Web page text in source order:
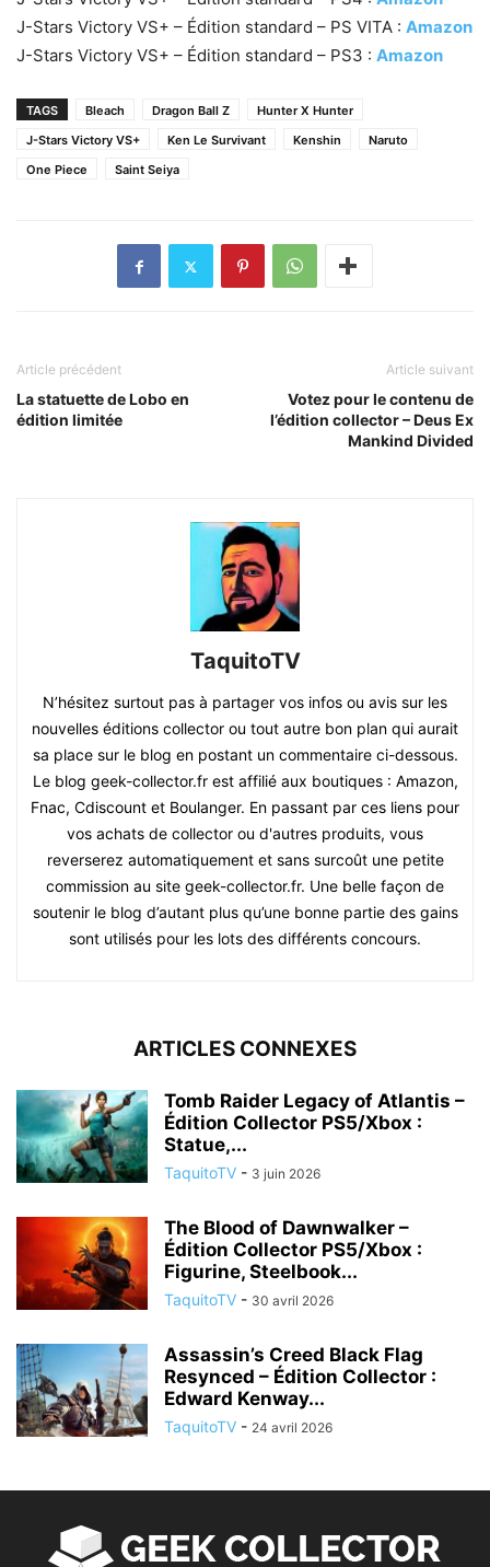
J-Stars Victory VS+ – Édition standard – PS VITA : Amazon
J-Stars Victory VS+ – Édition standard – PS3 : Amazon
TAGS Bleach Dragon Ball Z
Hunter X Hunter
J-Stars Victory VS+
Ken Le Survivant Kenshin
Naruto
One Piece
Saint Seiya
Article précédent
La statuette de Lobo en
édition limitée
Article suivant
Votez pour le contenu de
l’édition collector – Deus Ex
Mankind Divided
TaquitoTV
N’hésitez surtout pas à partager vos infos ou avis sur les
nouvelles éditions collector ou tout autre bon plan qui aurait
sa place sur le blog en postant un commentaire ci-dessous.
Le blog geek-collector.fr est affilié aux boutiques : Amazon,
Fnac, Cdiscount et Boulanger. En passant par ces liens pour
vos achats de collector ou d'autres produits, vous
reverserez automatiquement et sans surcoût une petite
commission au site geek-collector.fr. Une belle façon de
soutenir le blog d’autant plus qu’une bonne partie des gains
sont utilisés pour les lots des différents concours.
ARTICLES CONNEXES
Tomb Raider Legacy of Atlantis –
Édition Collector PS5/Xbox :
Statue,...
TaquitoTV - 3 juin 2026
The Blood of Dawnwalker –
Édition Collector PS5/Xbox :
Figurine, Steelbook...
TaquitoTV - 30 avril 2026
Assassin’s Creed Black Flag
Resynced – Édition Collector :
Edward Kenway...
TaquitoTV - 24 avril 2026